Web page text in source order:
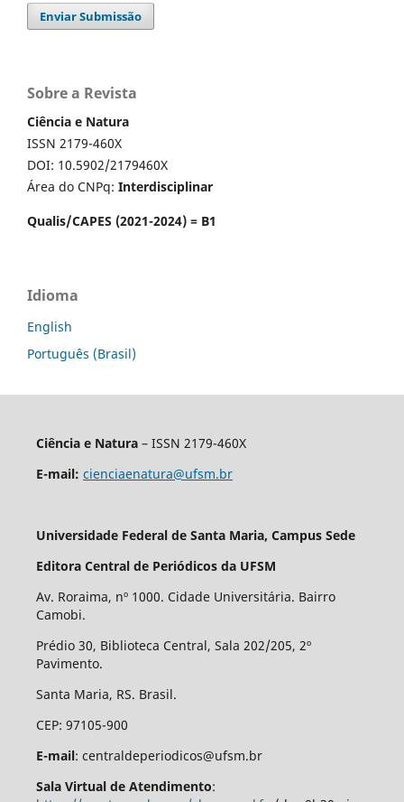
Enviar Submissão
Sobre a Revista
Ciência e Natura
ISSN 2179-460X
DOI: 10.5902/2179460X
Área do CNPq: Interdisciplinar
Qualis/CAPES (2021-2024) = B1
Idioma
English
Português (Brasil)
Ciência e Natura – ISSN 2179-460X
E-mail: cienciaenatura@ufsm.br
Universidade Federal de Santa Maria, Campus Sede
Editora Central de Periódicos da UFSM
Av. Roraima, nº 1000. Cidade Universitária. Bairro
Camobi.
Prédio 30, Biblioteca Central, Sala 202/205, 2º
Pavimento.
Santa Maria, RS. Brasil.
CEP: 97105-900
E-mail: centraldeperiodicos@ufsm.br
Sala Virtual de Atendimento: